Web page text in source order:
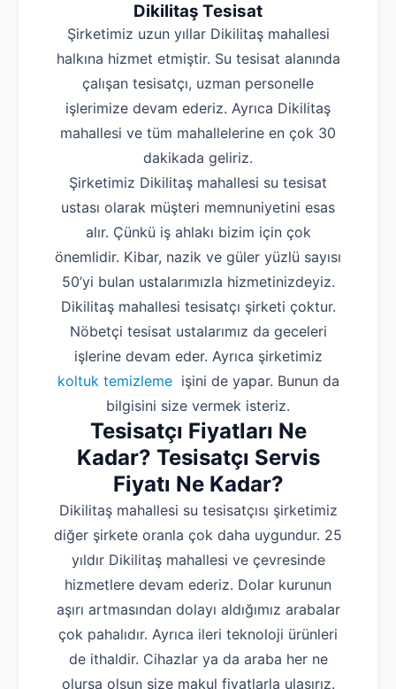
Dikilitaş Tesisat
Şirketimiz uzun yıllar Dikilitaş mahallesi
halkına hizmet etmiştir. Su tesisat alanında
çalışan tesisatçı, uzman personelle
işlerimize devam ederiz. Ayrıca Dikilitaş
mahallesi ve tüm mahallelerine en çok 30
dakikada geliriz.
Şirketimiz Dikilitaş mahallesi su tesisat
ustası olarak müşteri memnuniyetini esas
alır. Çünkü iş ahlakı bizim için çok
önemlidir. Kibar, nazik ve güler yüzlü sayısı
50’yi bulan ustalarımızla hizmetinizdeyiz.
Dikilitaş mahallesi tesisatçı şirketi çoktur.
Nöbetçi tesisat ustalarımız da geceleri
işlerine devam eder. Ayrıca şirketimiz
koltuk temizlemeişini de yapar. Bunun da
bilgisini size vermek isteriz.
Tesisatçı Fiyatları Ne
Kadar? Tesisatçı Servis
Fiyatı Ne Kadar?
Dikilitaş mahallesi su tesisatçısı şirketimiz
diğer şirkete oranla çok daha uygundur. 25
yıldır Dikilitaş mahallesi ve çevresinde
hizmetlere devam ederiz. Dolar kurunun
aşırı artmasından dolayı aldığımız arabalar
çok pahalıdır. Ayrıca ileri teknoloji ürünleri
de ithaldir. Cihazlar ya da araba her ne
olursa olsun size makul fiyatlarla ulaşırız.